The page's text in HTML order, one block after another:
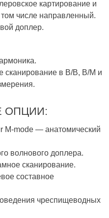
картирование и
том числе направленный.
доплер.
сканирование в В/В, В/М и
ОПЦИИ:
M-mode — анатомический
волнового доплера.
сканирование.
составное
чреспищеводных